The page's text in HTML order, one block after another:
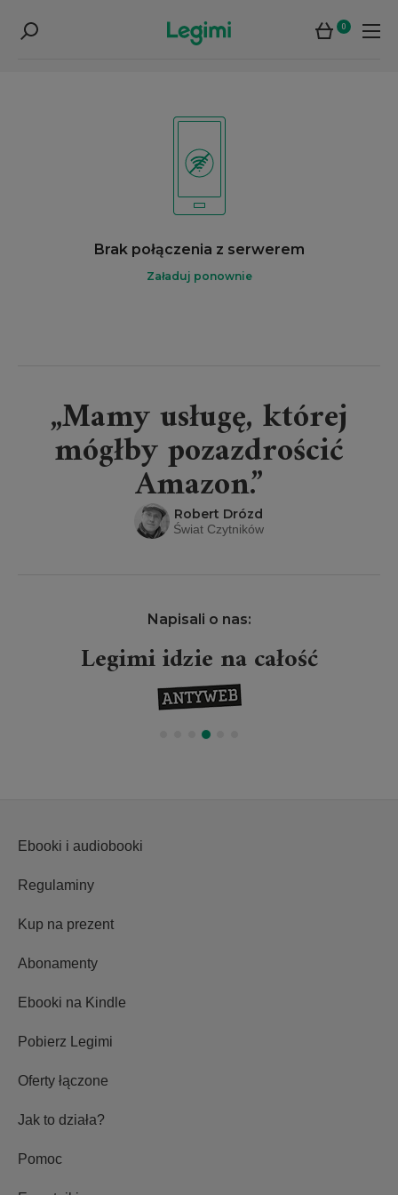
0
Brak połączenia z serwerem
Załaduj ponownie
„Mamy usługę, której
mógłby pozazdrościć
Amazon.”
Robert Drózd
Świat Czytników
Napisali o nas:
Legimi idzie na całość
Ebooki i audiobooki
Regulaminy
Kup na prezent
Abonamenty
Ebooki na Kindle
Pobierz Legimi
Oferty łączone
Jak to działa?
Pomoc